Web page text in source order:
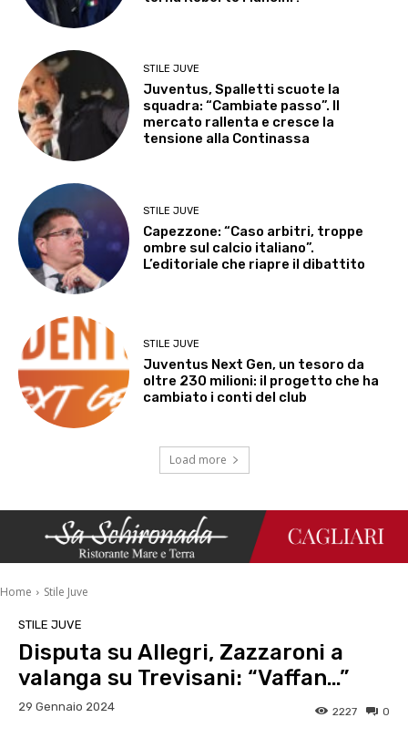
STILE JUVE
Juventus, Spalletti scuote la
squadra: “Cambiate passo”. Il
mercato rallenta e cresce la
tensione alla Continassa
STILE JUVE
Capezzone: “Caso arbitri, troppe
ombre sul calcio italiano”.
L’editoriale che riapre il dibattito
STILE JUVE
Juventus Next Gen, un tesoro da
oltre 230 milioni: il progetto che ha
cambiato i conti del club
Load more